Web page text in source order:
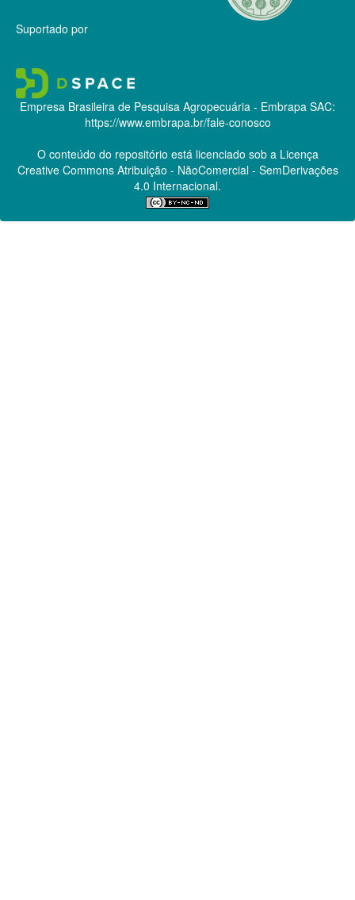
Suportado por
Empresa Brasileira de Pesquisa Agropecuária - Embrapa SAC:
https://www.embrapa.br/fale-conosco
O conteúdo do repositório está licenciado sob a Licença
Creative CommonsAtribuição - NãoComercial - SemDerivações
4.0 Internacional.